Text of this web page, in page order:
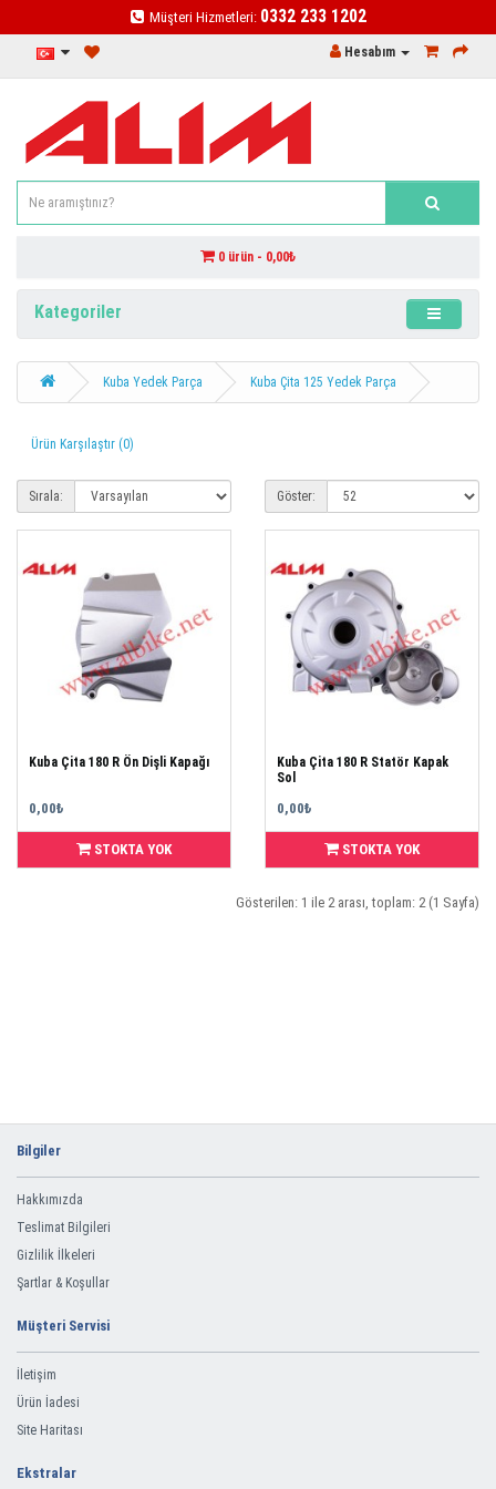
Müşteri Hizmetleri: 0332 233 1202
Hesabım
0 ürün - 0,00₺
Kategoriler
Kuba Yedek Parça Kuba Çita 125 Yedek Parça
Ürün Karşılaştır (0)
Sırala: Göster:
Kuba Çita 180 R Ön Dişli Kapağı
0,00₺
STOKTA YOK
Kuba Çita 180 R Statör Kapak
Sol
0,00₺
STOKTA YOK
Gösterilen: 1 ile 2 arası, toplam: 2 (1 Sayfa)
Bilgiler
Hakkımızda
Teslimat Bilgileri
Gizlilik İlkeleri
Şartlar & Koşullar
Müşteri Servisi
İletişim
Ürün İadesi
Site Haritası
Ekstralar